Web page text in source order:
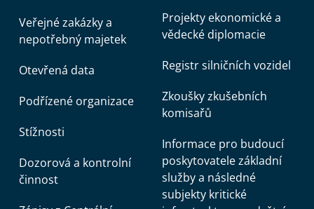
Veřejné zakázky a
nepotřebný majetek
Otevřená data
Podřízené organizace
Stížnosti
Dozorová a kontrolní
činnost
Projekty ekonomické a
vědecké diplomacie
Registr silničních vozidel
Zkoušky zkušebních
komisařů
Informace pro budoucí
poskytovatele základní
služby a následné
subjekty kritické